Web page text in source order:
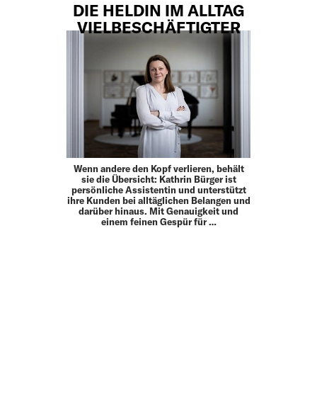
DIE HELDIN IM ALLTAG
VIELBESCHÄFTIGTER
Wenn andere den Kopf verlieren, behält
sie die Übersicht: Kathrin Bürger ist
persönliche Assistentin und unterstützt
ihre Kunden bei alltäglichen Belangen und
darüber hinaus. Mit Genauigkeit und
einem feinen Gespür für …